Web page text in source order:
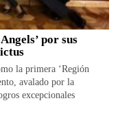
por sus
la primera ‘Región
avalado por la
excepcionales